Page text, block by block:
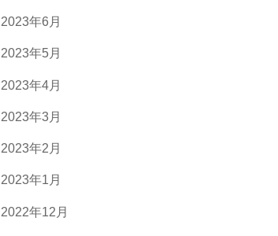
2023年6月
2023年5月
2023年4月
2023年3月
2023年2月
2023年1月
2022年12月